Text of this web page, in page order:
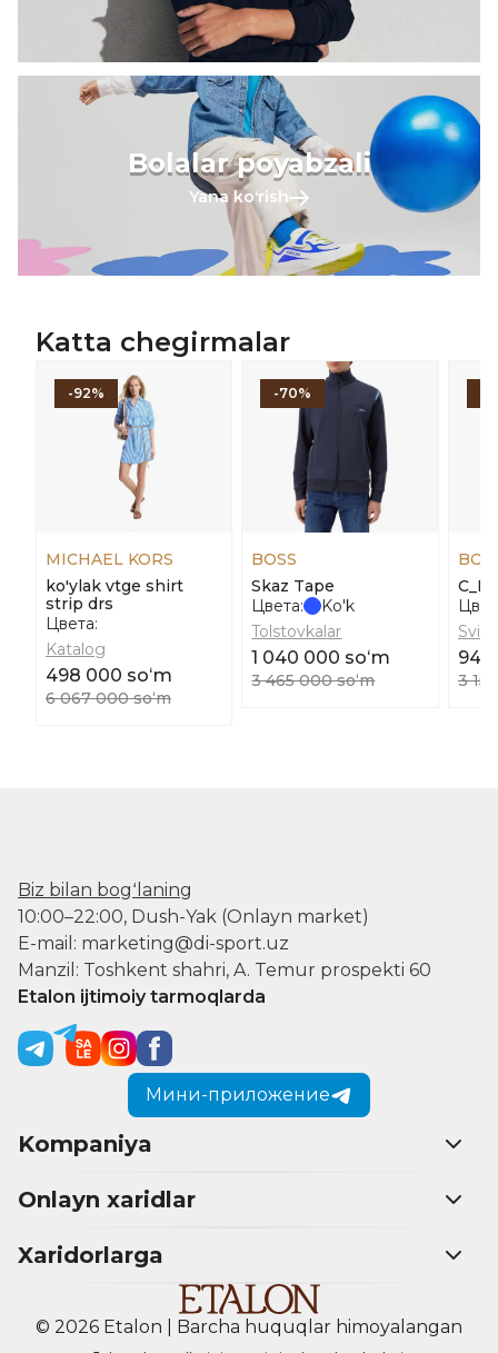
Bolalar poyabzali
Yana koʻrish
Katta chegirmalar
-92%
MICHAEL KORS
ko'ylak vtge shirt
strip drs
Цвета:
Katalog
498 000 soʻm
6 067 000 soʻm
-70%
BOSS
Skaz Tape
Цвета:
Ko'k
Tolstovkalar
1 040 000 soʻm
3 465 000 soʻm
948
3
Biz bilan bogʻlaning
10:00–22:00, Dush-Yak (Onlayn market)
E-mail: marketing@di-sport.uz
Manzil: Toshkent shahri, A. Temur prospekti 60
Etalon ijtimoiy tarmoqlarda
Мини-приложение
Kompaniya
Onlayn xaridlar
Xaridorlarga
© 2026 Etalon | Barcha huquqlar himoyalangan